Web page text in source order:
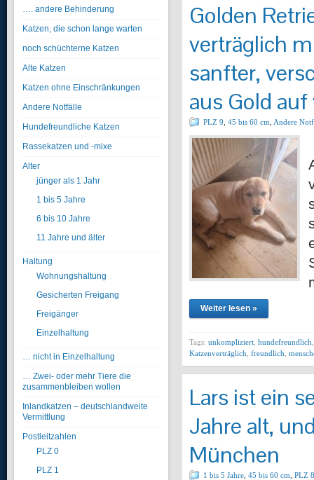
…. andere Behinderung
Katzen, die schon lange warten
noch schüchterne Katzen
Alte Katzen
Katzen ohne Einschränkungen
Andere Notfälle
Hundefreundliche Katzen
Rassekatzen und -mixe
Alter
jünger als 1 Jahr
1 bis 5 Jahre
6 bis 10 Jahre
11 Jahre und älter
Haltung
Wohnungshaltung
Gesicherten Freigang
Freigänger
Einzelhaltung
… nicht in Einzelhaltung
… Zwei- oder mehr Tiere die
zusammenbleiben wollen
Inlandkatzen – deutschlandweite
Vermittlung
Postleitzahlen
PLZ 0
PLZ 1
Golden
verträglich
sanfter,
aus Gold
PLZ 9 45 bis 60 cm Andere
Weiter lesen »
Tags: unkompliziert hundefreundlich
Katzenverträglich freundlich
Lars ist ein
Jahre alt,
München
1 bis 5 Jahre 45 bis 60 cm PLZ 8